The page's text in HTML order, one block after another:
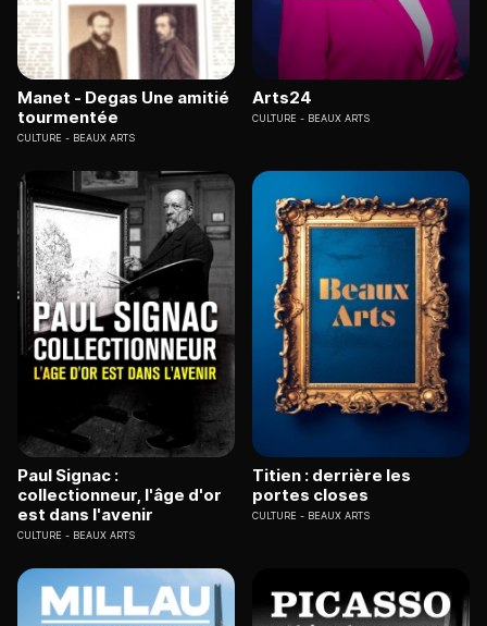
Manet - Degas Une amitié
tourmentée
CULTURE BEAUX ARTS
Arts24
CULTURE BEAUX ARTS
Paul Signac :
collectionneur, l'âge d'or
est dans l'avenir
CULTURE BEAUX ARTS
Titien : derrière les
portes closes
CULTURE BEAUX ARTS